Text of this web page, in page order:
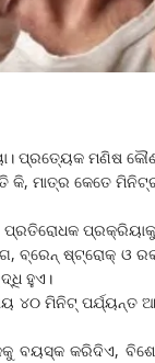
ପ୍ରତ୍ୟେକ ମଣିଷ
କି, ମାତ୍ର କେତେ
ବ୍ରେନ୍‌ ଷ୍ଟ୍ରୋକ୍ ଓ
ହୁଏ।
୪୦ ମିନିଟ୍‌ ପର୍ଯ୍ୟନ୍ତ
ବୟସ୍କ କରିଦିଏ,